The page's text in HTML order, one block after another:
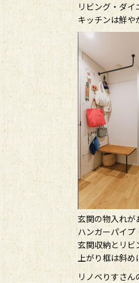
リビング・ダ
キッチンは鮮や
玄関の物入れが
ハンガーパイプ
玄関収納とリビ
上がり框は斜
リノベりすさ